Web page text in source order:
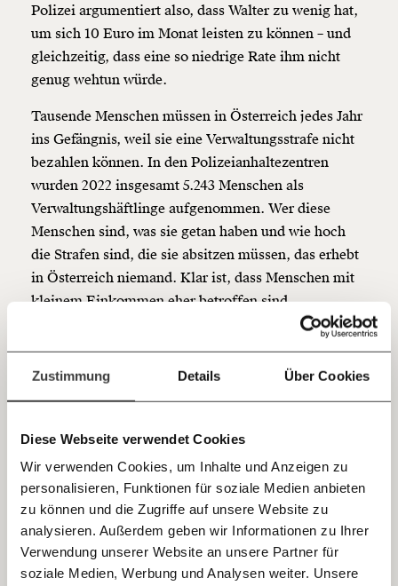
Zustimmung Details Über Cookies
Diese Webseite verwendet Cookies
Wir verwenden Cookies, um Inhalte und Anzeigen zu
personalisieren, Funktionen für soziale Medien anbieten
zu können und die Zugriffe auf unsere Website zu
analysieren. Außerdem geben wir Informationen zu Ihrer
Verwendung unserer Website an unsere Partner für
soziale Medien, Werbung und Analysen weiter. Unsere
Immer auf dem Laufenden
bleiben mit unseren gratis
Veränderung
beginnt mit Dir!
Werde Fördermitgliedund wir können gemeinsam
unsere Wirtschaft so gestalten, dass sie für alle
funktioniert. Unsere Recherchen sind für alle frei im
Netz. Unabhängig und werbefrei. Und das wird auch
so bleiben. Kämpf’ mit uns für den Fortschritt und
unterstütze uns mit Deinem Mitgliedsbeitrag.
Du überweist lieber direkt?
Hier unsere IBAN: AT34 4300 0498 0007 6017
Kontoinhaber: Momentum Institut - Verein für
sozialen Fortschritt
Jetzt
einfach
teilen.
E-Mail
Whatsapp
Polizei argumentiert also, dass Walter zu wenig hat,
um sich 10 Euro im Monat leisten zu können – und
gleichzeitig, dass eine so niedrige Rate ihm nicht
genug wehtun würde.
Tausende Menschen müssen in Österreich jedes Jahr
ins Gefängnis, weil sie eine Verwaltungsstrafe nicht
bezahlen können. In den Polizeianhaltezentren
wurden 2022 insgesamt 5.243 Menschen als
Verwaltungshäftlinge aufgenommen. Wer diese
Menschen sind, was sie getan haben und wie hoch
die Strafen sind, die sie absitzen müssen, das erhebt
in Österreich niemand. Klar ist, dass Menschen mit
kleinem Einkommen eher betroffen sind.